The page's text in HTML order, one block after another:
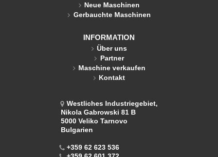
Neue Maschinen
Gerbauchte Maschinen
INFORMATION
Über uns
Partner
Maschine verkaufen
Kontakt
Westliches Industriegebiet,
Nikola Gabrowski 81 B
5000 Veliko Tarnovo
Bulgarien
+359 62 623 536